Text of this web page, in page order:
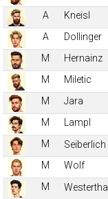
A
Kneisl
A
Dollinger
M
Hernainz
M
Miletic
M
Jara
M
Lampl
M
Seiberlich
M
Wolf
M